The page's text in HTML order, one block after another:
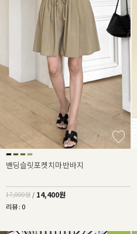
밴딩슬릿포켓치마반바지
17,000원 / 14,400원
리뷰 : 0